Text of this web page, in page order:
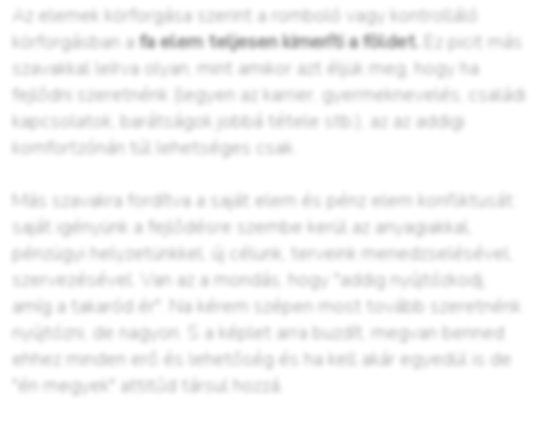
Az elemek körforgása szerint a romboló vagy kontrolláló
körforgásban a fa elem teljesen kimeríti a földet. Ez picit más
szavakkal leírva olyan, mint amikor azt éljük meg, hogy ha
fejlődni szeretnénk (legyen az karrier, gyermeknevelés, családi
kapcsolatok, barátságok jobbá tétele stb.), az az addigi
komfortzónán túl lehetséges csak.
Más szavakra fordítva a saját elem és pénz elem konfliktusát:
saját igényünk a fejlődésre szembe kerül az anyagiakkal,
pénzügyi helyzetünkkel, új célunk, terveink menedzselésével,
szervezésével. Van az a mondás, hogy "addig nyújtózkodj,
amíg a takaród ér". Na kérem szépen most tovább szeretnénk
nyújtózni, de nagyon. S a képlet arra buzdít, megvan benned
ehhez minden erő és lehetőség és ha kell akár egyedül is de
"én megyek" attitűd társul hozzá.